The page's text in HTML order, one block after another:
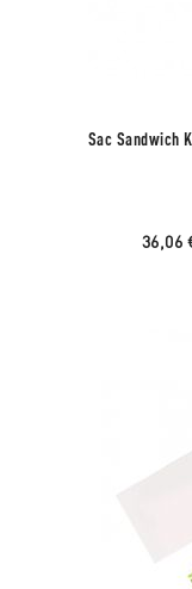
Sac Sandwich
36,06